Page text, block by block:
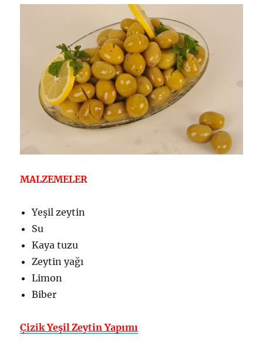
MALZEMELER
Yeşil zeytin
Su
Kaya tuzu
Zeytin yağı
Limon
Biber
Çizik Yeşil Zeytin Yapımı